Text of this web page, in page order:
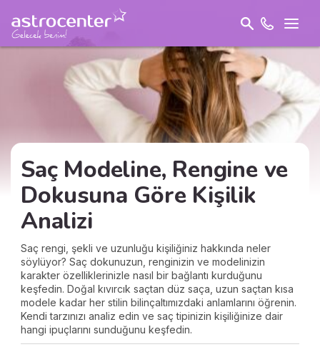
Saç Modeline, Rengine ve
Dokusuna Göre Kişilik
Analizi
Saç rengi, şekli ve uzunluğu kişiliğiniz hakkında neler
söylüyor? Saç dokunuzun, renginizin ve modelinizin
karakter özelliklerinizle nasıl bir bağlantı kurduğunu
keşfedin. Doğal kıvırcık saçtan düz saça, uzun saçtan kısa
modele kadar her stilin bilinçaltımızdaki anlamlarını öğrenin.
Kendi tarzınızı analiz edin ve saç tipinizin kişiliğinize dair
hangi ipuçlarını sunduğunu keşfedin.